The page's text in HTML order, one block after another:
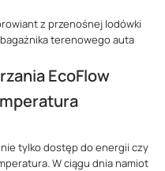
EcoFlow
tylko dostęp do energii czy
W ciągu dnia namiot